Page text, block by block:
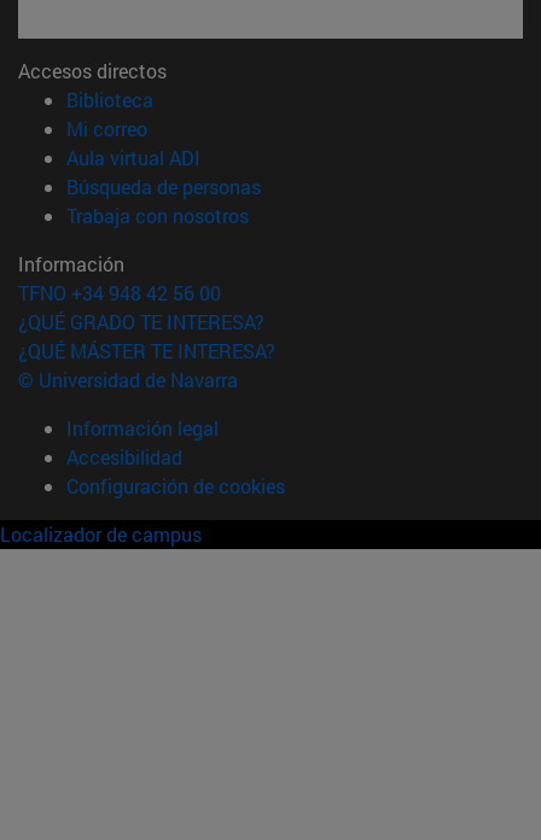
Accesos directos
Biblioteca
Mi correo(abre en nueva ventana)
Aula virtual ADI
Búsqueda de personas(abre en nueva ventana)
Trabaja con nosotros(abre en nueva ventana)
Información
TFNO +34 948 42 56 00
¿QUÉ GRADO TE INTERESA?
¿QUÉ MÁSTER TE INTERESA?
© Universidad de Navarra
Información legal
Accesibilidad
Configuración de cookies
Localizador de campus